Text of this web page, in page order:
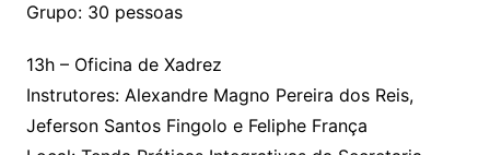
Grupo: 30 pessoas
13h – Oficina de Xadrez
Instrutores: Alexandre Magno Pereira dos Reis,
Jeferson Santos Fingolo e Feliphe França